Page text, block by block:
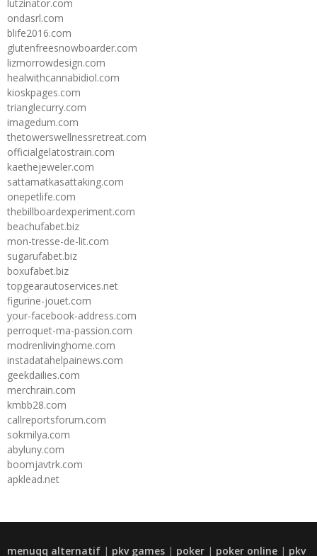
lutzinator.com
ondasrl.com
blife2016.com
glutenfreesnowboarder.com
lizmorrowdesign.com
healwithcannabidiol.com
kioskpages.com
trianglecurry.com
imagedum.com
thetowerswellnessretreat.com
officialgelatostrain.com
kaethejeweler.com
sattamatkasattaking.com
onepetlife.com
thebillboardexperiment.com
beachufabet.biz
mon-tresse-de-lit.com
sugarufabet.biz
boxufabet.biz
topgearautoservices.net
figurine-jouet.com
your-facebook-address.com
perroquet-ma-passion.com
modrenlivinghome.com
instadatahelpainews.com
geekdailies.com
merchrain.com
kmbb28.com
callreportsforum.com
sokmilya.com
abyluny.com
boomjavtrk.com
apklead.net
menuqq alternatif | pkv games | poker | poker online | pkv